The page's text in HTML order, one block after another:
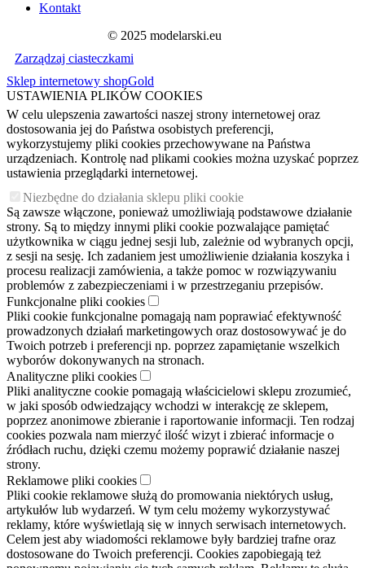
Kontakt
© 2025 modelarski.eu
Zarządzaj ciasteczkami
Sklep internetowy shopGold
USTAWIENIA PLIKÓW COOKIES
W celu ulepszenia zawartości naszej strony internetowej oraz
dostosowania jej do Państwa osobistych preferencji,
wykorzystujemy pliki cookies przechowywane na Państwa
urządzeniach. Kontrolę nad plikami cookies można uzyskać poprzez
ustawienia przeglądarki internetowej.
Niezbędne do działania sklepu pliki cookie
Są zawsze włączone, ponieważ umożliwiają podstawowe działanie
strony. Są to między innymi pliki cookie pozwalające pamiętać
użytkownika w ciągu jednej sesji lub, zależnie od wybranych opcji,
z sesji na sesję. Ich zadaniem jest umożliwienie działania koszyka i
procesu realizacji zamówienia, a także pomoc w rozwiązywaniu
problemów z zabezpieczeniami i w przestrzeganiu przepisów.
Funkcjonalne pliki cookies
Pliki cookie funkcjonalne pomagają nam poprawiać efektywność
prowadzonych działań marketingowych oraz dostosowywać je do
Twoich potrzeb i preferencji np. poprzez zapamiętanie wszelkich
wyborów dokonywanych na stronach.
Analityczne pliki cookies
Pliki analityczne cookie pomagają właścicielowi sklepu zrozumieć,
w jaki sposób odwiedzający wchodzi w interakcję ze sklepem,
poprzez anonimowe zbieranie i raportowanie informacji. Ten rodzaj
cookies pozwala nam mierzyć ilość wizyt i zbierać informacje o
źródłach ruchu, dzięki czemu możemy poprawić działanie naszej
strony.
Reklamowe pliki cookies
Pliki cookie reklamowe służą do promowania niektórych usług,
artykułów lub wydarzeń. W tym celu możemy wykorzystywać
reklamy, które wyświetlają się w innych serwisach internetowych.
Celem jest aby wiadomości reklamowe były bardziej trafne oraz
dostosowane do Twoich preferencji. Cookies zapobiegają też